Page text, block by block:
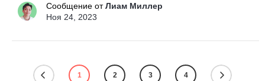
Сообщение отЛиам Миллер
Ноя 24, 2023
1 2 3 4